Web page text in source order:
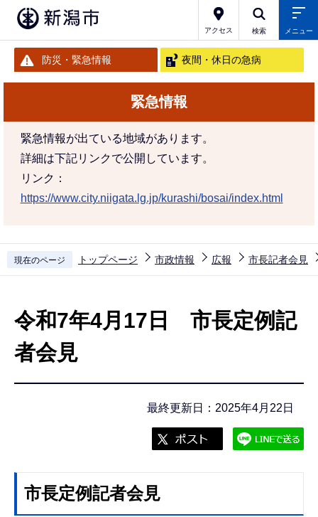
アクセス 検索 メニュー
防災・緊急情報 夜間・休日の急病
緊急情報
緊急情報が出ている地域があります。
詳細は下記リンクで公開しています。
リンク：
https://www.city.niigata.lg.jp/kurashi/bosai/index.html
現在のページ トップページ 市政情報 広報 市長記者会見
令和7年4月17日 市長定例記
者会見
最終更新日：2025年4月22日
市長定例記者会見